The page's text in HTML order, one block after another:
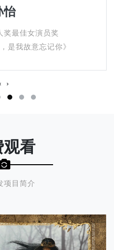
洋
先生盛典年度艺人
微一笑很倾城》
›
看
项目简介